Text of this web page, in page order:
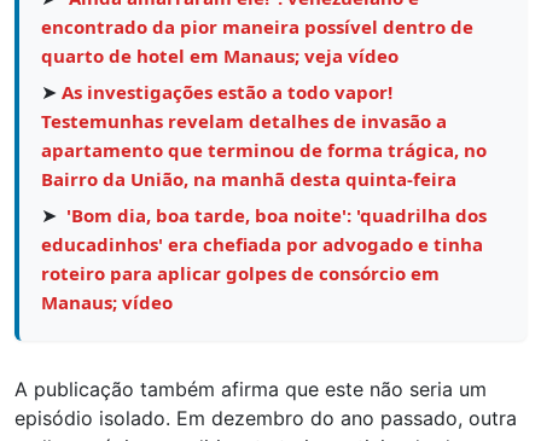
encontrado da pior maneira possível dentro de
quarto de hotel em Manaus; veja vídeo
➤ As investigações estão a todo vapor!
Testemunhas revelam detalhes de invasão a
apartamento que terminou de forma trágica, no
Bairro da União, na manhã desta quinta-feira
➤ 'Bom dia, boa tarde, boa noite': 'quadrilha dos
educadinhos' era chefiada por advogado e tinha
roteiro para aplicar golpes de consórcio em
Manaus; vídeo
A publicação também afirma que este não seria um
episódio isolado. Em dezembro do ano passado, outra